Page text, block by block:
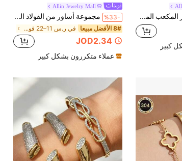
مجموعة أساور المكعب المطلية بالذهب عيار 18 قيراط من الفولاذ المقاوم للصدأ، هدية أنيقة للنساء، مناسبة للأم، عيد الميلاد، الكرنفال، الشتاء، الزفاف، حفلة الرقص، الاستخدام اليومي، عيد الحب، عيد ميلاد بوهيمي، هدية لوصيفة العروس
كبير
Allin Jewelry Mall
%33- مجموعة أساور من الفولاذ المقاوم للصدأ المطلي بالذهب عيار 18 قيراط بتصميم هندسي بأشكال الفراشات والزهور، مناسبة للنساء، هدايا للأمهات والمعلمات، عودة إلى المدرسة، عيد الهالوين، السفر الصيفي والشاطئ، أسلوب بوهيمي، حفلات الزفاف/اليومي، وصيفات العروس، عيد الميلاد
8# الأفضل مبيعا في ر.س 11–22 فولاذ مقاوم للصدأ أساور النساء
JOD2.34
عملاء متكررون بشكل كبير